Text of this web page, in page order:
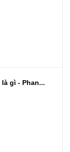
gì - Phan...